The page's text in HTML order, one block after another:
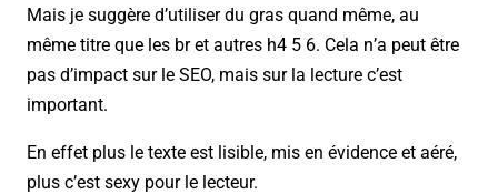
Mais je suggère d’utiliser du gras quand même, au
même titre que les br et autres h4 5 6. Cela n’a peut être
pas d’impact sur le SEO, mais sur la lecture c’est
important.
En effet plus le texte est lisible, mis en évidence et aéré,
plus c’est sexy pour le lecteur.